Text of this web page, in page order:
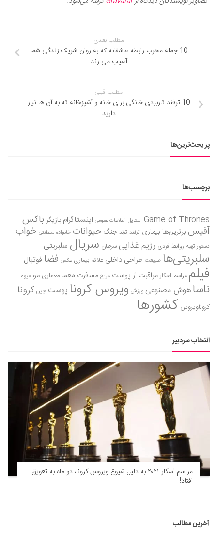
مطلب بعدی
10 جمله مخرب رابطه عاشقانه که به روان شریک زندگی شما
آسیب می زند
مطلب قبلی
10 ترفند کاربردی خانگی برای خانه و آشپزخانه که به آن ها نیاز
دارید
پر بحث‌ترین‌ها
برچسب‌ها
Game of Thrones استایل اطلاعات عمومی اینستاگرام بازیگر باکس
آفیس برترین‌ها بیماری ترفند ترند جنگ حیوانات خانواده سلطنتی خواب
دستور تهیه روابط فردی رژیم غذاییسرطان سریال سلبریتی
سلبریتی‌ها طبیعت طراحی داخلی علائم بیماری عکس فضا فوتبال
فیلم مراسم اسکارمراقبت از پوست مریخ مسافرت معمامعماری مو میوه
ناساهوش مصنوعی ورزش ویروس کرونا پوست چین کرونا
کروناویروس کشورها
انتخاب سردبیر
مراسم اسکار ۲۰۲۱ به دلیل شیوع ویروس کرونا، دو ماه به تعویق
افتاد!
آخرین مطالب